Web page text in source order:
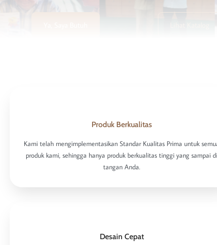
Produk Berkualitas
Kami telah mengimplementasikan Standar Kualitas Prima untuk
produk kami, sehingga hanya produk berkualitas tinggi yang sampai di
tangan Anda.
Desain Cepat